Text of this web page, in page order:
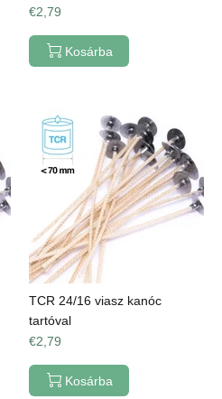
€2,79
Kosárba
TCR 24/16 viasz kanóc
tartóval
€2,79
Kosárba